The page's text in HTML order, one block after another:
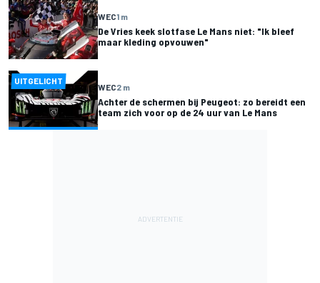
WEC1 m
De Vries keek slotfase Le Mans niet: "Ik bleef
maar kleding opvouwen"
UITGELICHT
WEC2 m
Achter de schermen bij Peugeot: zo bereidt een
team zich voor op de 24 uur van Le Mans